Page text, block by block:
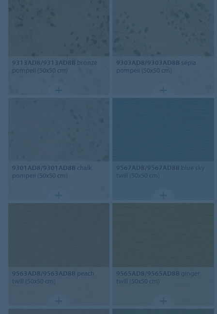
9313AD8/9313AD8B bronze
pompeii (50x50 cm)
9303AD8/9303AD8B sépia
pompeii (50x50 cm)
9301AD8/9301AD8B chalk
pompeii (50x50 cm)
9567AD8/9567AD8B blue sky
twill (50x50 cm)
9563AD8/9563AD8B peach
twill (50x50 cm)
9565AD8/9565AD8B ginger
twill (50x50 cm)